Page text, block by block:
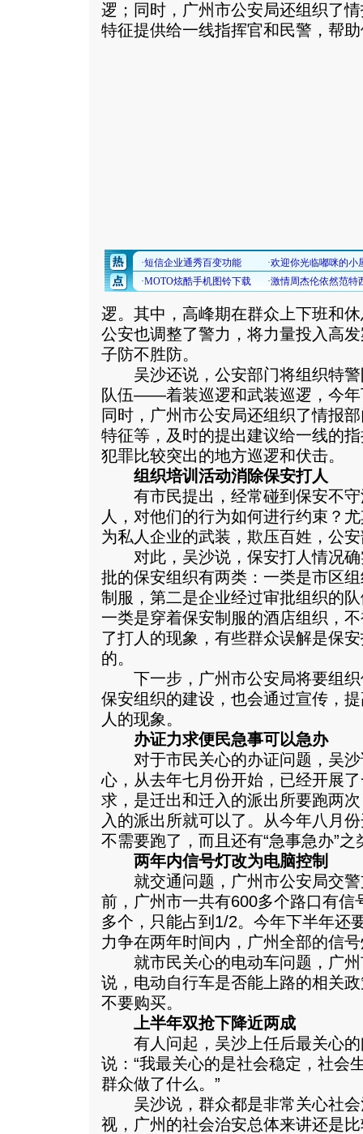
逻；同时，广州市公安局还组织了
特征提供给一线指挥官和民警，帮
逻。其中，高峰期在群众上下班和
公安也调整了警力，将力量投入高
子防不胜防。
吴沙还说，公安部门将组织特
队伍——着装巡逻和武装巡逻，今年
同时，广州市公安局还组织了情报
特征等，及时的提出建议给一线的
犯罪比较突出的地方巡逻和伏击。
组织培训活动消除保安打人
有市民提出，经常碰到保安不守
人，对他们的行为如何进行约束？
为私人企业的武装，欺压百姓，公
对此，吴沙说，保安打人情况确
批的保安组织有两类：一类是市区
制服，第二是企业经过审批组织的
一类是穿着保安制服的酒店组织，
了打人的现象，有些群众误解是保
的。
下一步，广州市公安局将要组织
保安组织的建设，也会通过宣传，
人的现象。
办证力求便民急事可以急办
对于市民关心的办证问题，吴沙
心，从去年七月份开始，已经开展
求，是迁出和迁入的派出所要跑两
入的派出所就可以了。从今年八月
不需要跑了，而且还有“急事急办”
两年内信号灯改为电脑控制
就交通问题，广州市公安局交警
前，广州市一共有600多个路口有信
多个，只能占到1/2。今年下半年还
力争在两年时间内，广州全部的信
就市民关心的电动车问题，广州
说，电动自行车是否能上路的相关
不要购买。
上半年双抢下降近两成
有人问起，吴沙上任后最关心的
说：“我最关心的是社会稳定，社会
群众做了什么。”
吴沙说，群众都是非常关心社会
视，广州的社会治安总体来讲还是